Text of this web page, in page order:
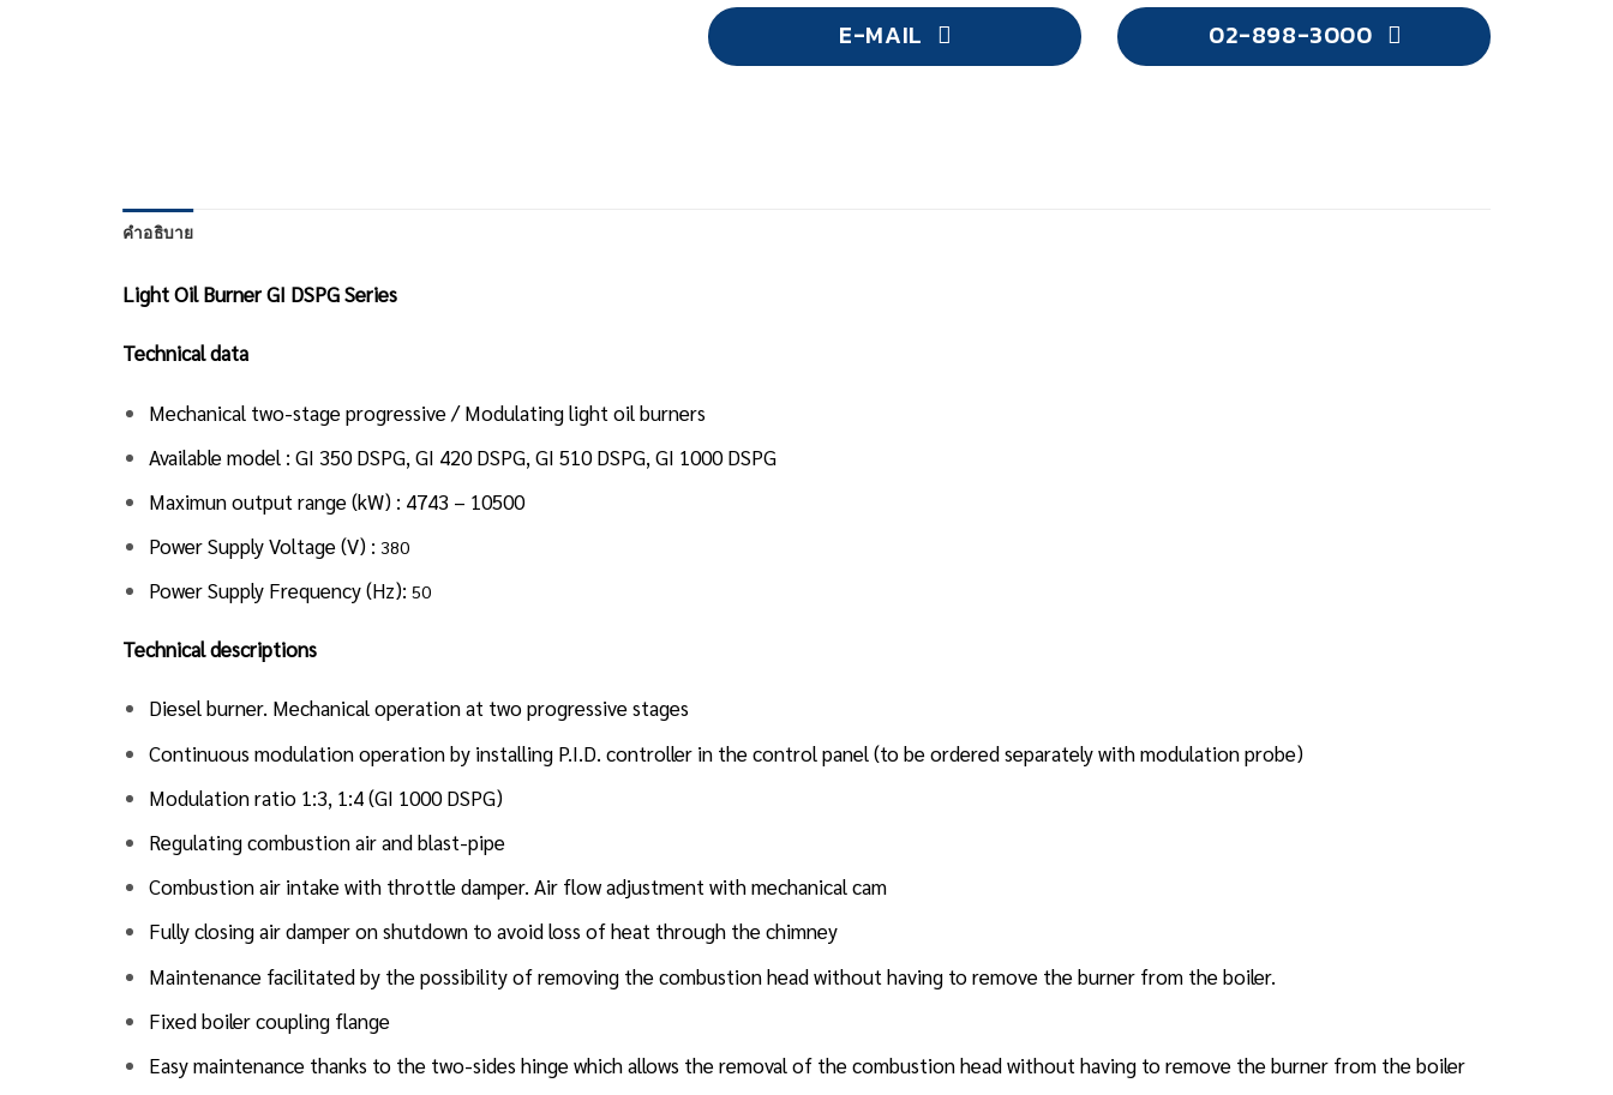
E-MAIL 02-898-3000
คำอธิบาย
Light Oil Burner GI DSPG Series
Technical data
Mechanical two-stage progressive / Modulating light oil burners
Available model : GI 350 DSPG, GI 420 DSPG, GI 510 DSPG, GI 1000 DSPG
Maximun output range (kW) : 4743 – 10500
Power Supply Voltage (V) : 380
Power Supply Frequency (Hz):50
Technical descriptions
Diesel burner. Mechanical operation at two progressive stages
Continuous modulation operation by installing P.I.D. controller in the control panel (to be ordered separately with modulation probe)
Modulation ratio 1:3, 1:4 (GI 1000 DSPG)
Regulating combustion air and blast-pipe
Combustion air intake with throttle damper. Air flow adjustment with mechanical cam
Fully closing air damper on shutdown to avoid loss of heat through the chimney
Maintenance facilitated by the possibility of removing the combustion head without having to remove the burner from the boiler.
Fixed boiler coupling flange
Easy maintenance thanks to the two-sides hinge which allows the removal of the combustion head without having to remove the burner from the boiler